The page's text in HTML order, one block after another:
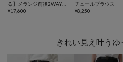
る】メランジ前後2WAYカ
ーディガン
¥17,600
チュールブラウス
¥8,250
きれい見え叶う